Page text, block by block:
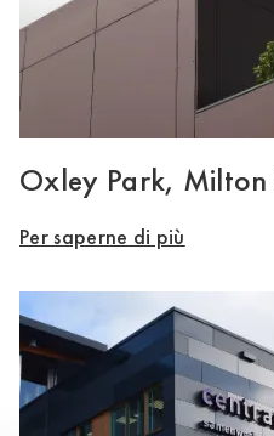
Oxley Park, Milton
Per saperne di più